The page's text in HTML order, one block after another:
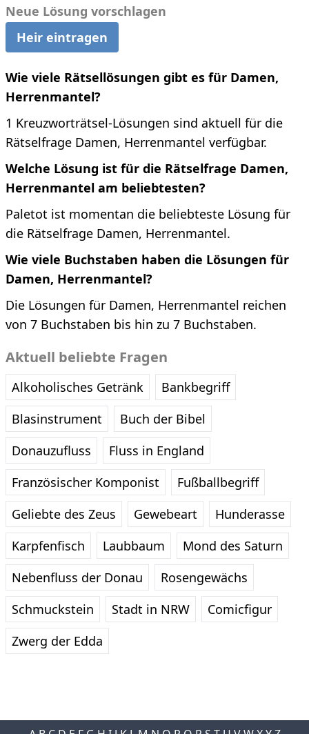
Neue Lösung vorschlagen
Heir eintragen
Wie viele Rätsellösungen gibt es für Damen,
Herrenmantel?
1 Kreuzworträtsel-Lösungen sind aktuell für die
Rätselfrage Damen, Herrenmantel verfügbar.
Welche Lösung ist für die Rätselfrage Damen,
Herrenmantel am beliebtesten?
Paletot ist momentan die beliebteste Lösung für
die Rätselfrage Damen, Herrenmantel.
Wie viele Buchstaben haben die Lösungen für
Damen, Herrenmantel?
Die Lösungen für Damen, Herrenmantel reichen
von 7 Buchstaben bis hin zu 7 Buchstaben.
Aktuell beliebte Fragen
Alkoholisches Getränk
Bankbegriff
Blasinstrument
Buch der Bibel
Donauzufluss
Fluss in England
Französischer Komponist
Fußballbegriff
Geliebte des Zeus
Gewebeart
Hunderasse
Karpfenfisch
Laubbaum
Mond des Saturn
Nebenfluss der Donau
Rosengewächs
Schmuckstein
Stadt in NRW
Comicfigur
Zwerg der Edda